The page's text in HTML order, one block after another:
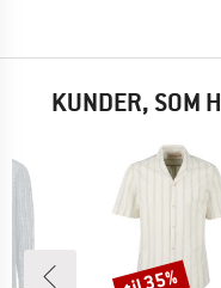
KUNDER, SOM
Rabat